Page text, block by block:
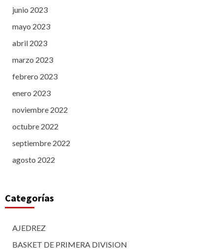
junio 2023
mayo 2023
abril 2023
marzo 2023
febrero 2023
enero 2023
noviembre 2022
octubre 2022
septiembre 2022
agosto 2022
Categorías
AJEDREZ
BASKET DE PRIMERA DIVISION